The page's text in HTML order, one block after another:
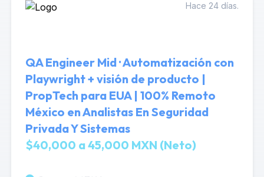
Hace 24 días.
QA Engineer Mid · Automatización con
Playwright + visión de producto |
PropTech para EUA | 100% Remoto
México en Analistas En Seguridad
Privada Y Sistemas
$40,000 a 45,000 MXN (Neto)